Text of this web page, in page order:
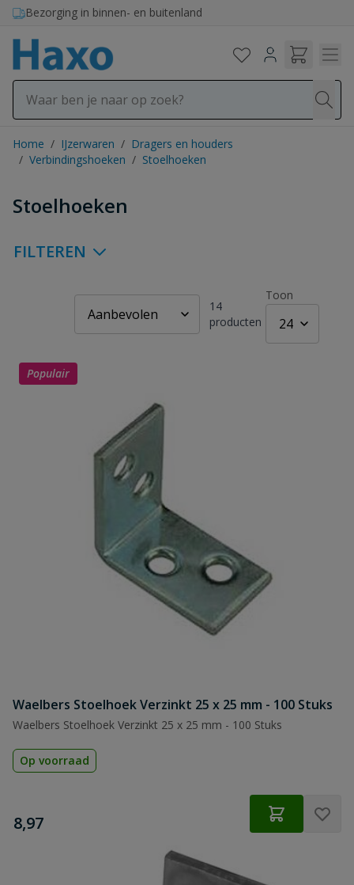
Ga naar de inhoud
Bezorging in binnen- en buitenland
Home / IJzerwaren / Dragers en houders
/ Verbindingshoeken / Stoelhoeken
Stoelhoeken
FILTEREN
14
producten
Toon
Populair
Waelbers Stoelhoek Verzinkt 25 x 25 mm - 100 Stuks
Waelbers Stoelhoek Verzinkt 25 x 25 mm - 100 Stuks
Op voorraad
€
8,97